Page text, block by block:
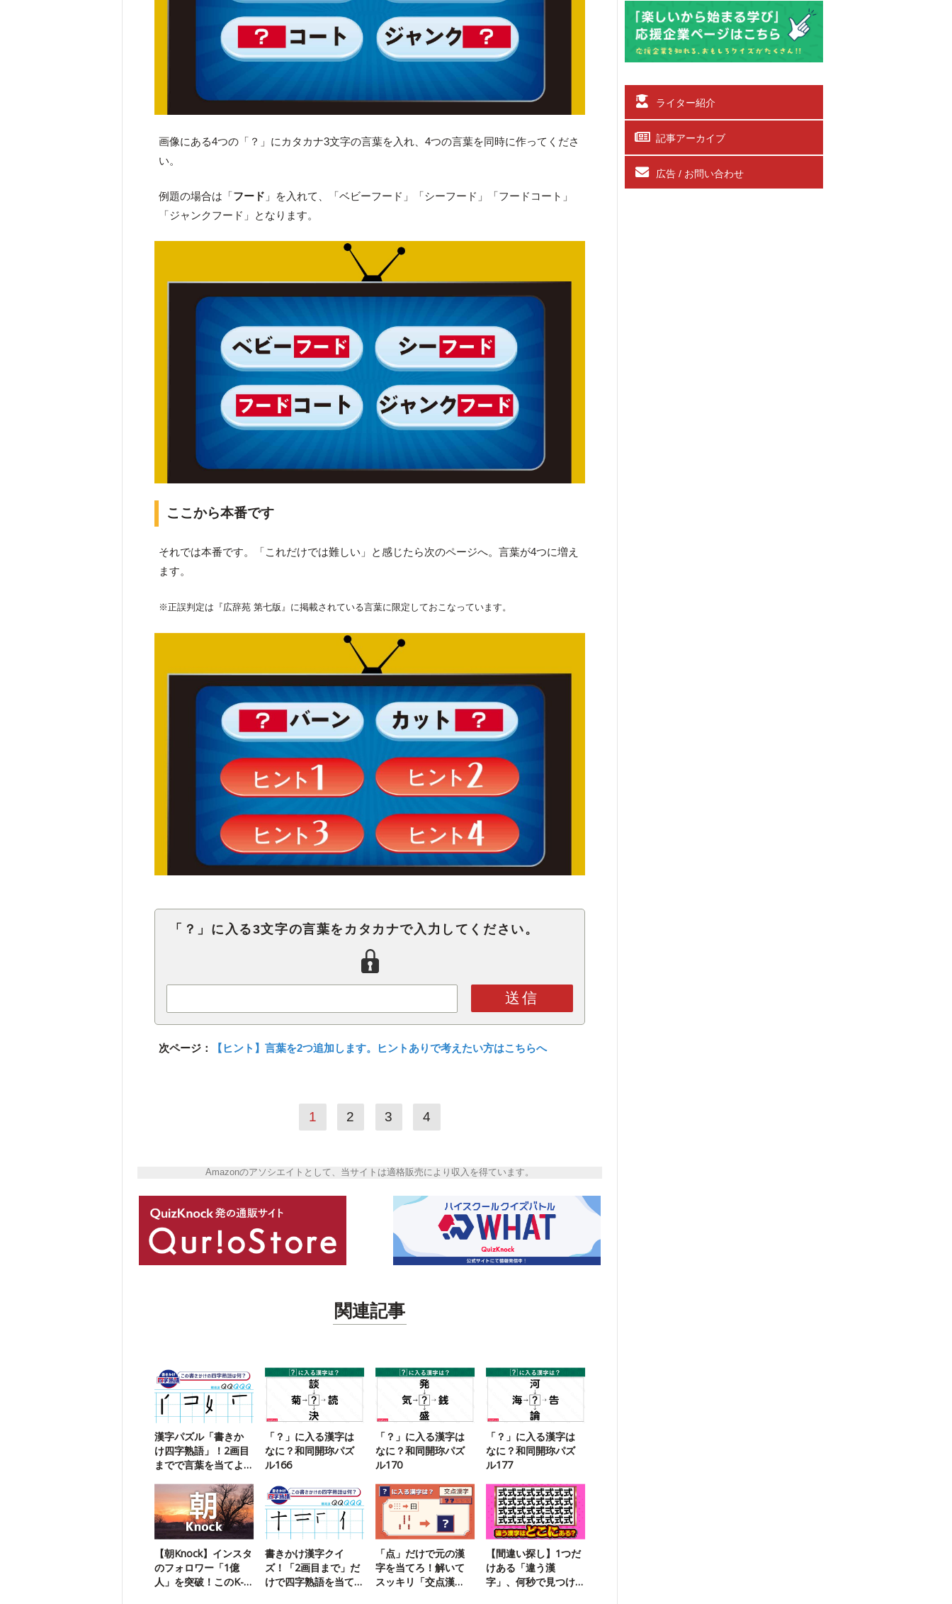
画像にある4つの「？」にカタカナ3文字の言葉を入れ、4つの言葉を同時に作ってくださ
い。
例題の場合は「フード 」を入れて、「ベビーフード」「シーフード」「フードコート」
「ジャンクフード」となります。
ここから本番です
それでは本番です。「これだけでは難しい」と感じたら次のページへ。言葉が4つに増え
ます。
※正誤判定は『広辞苑 第七版』に掲載されている言葉に限定しておこなっています。
「？」に入る3文字の言葉をカタカナで入力してください。
送信
次ページ： 【ヒント】言葉を2つ追加します。ヒントありで考えたい方はこちらへ
1 2 3 4
Amazonのアソシエイトとして、当サイトは適格販売により収入を得ています。
関連記事
漢字パズル「書きか
け四字熟語」！2画目
までで言葉を当てよ
「？」に入る漢字は
なに？和同開珎パズ
ル166
「？」に入る漢字は
なに？和同開珎パズ
ル170
「？」に入る漢字は
なに？和同開珎パズ
ル177
【朝Knock】インスタ
のフォロワー「1億
人」を突破！このK-
書きかけ漢字クイ
ズ！「2画目まで」だ
けで四字熟語を当て
「点」だけで元の漢
字を当てろ！解いて
スッキリ「交点漢
【間違い探し】1つだ
けある「違う漢
字」、何秒で見つけ
ライター紹介
記事アーカイブ
広告 / お問い合わせ